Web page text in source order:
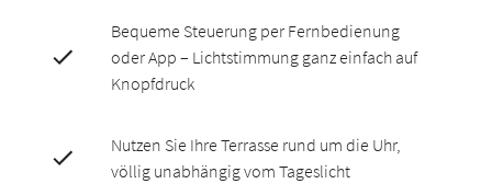
Bequeme Steuerung per Fernbedienung
oder App – Lichtstimmung ganz einfach auf
Knopfdruck
Nutzen Sie Ihre Terrasse rund um die Uhr,
völlig unabhängig vom Tageslicht